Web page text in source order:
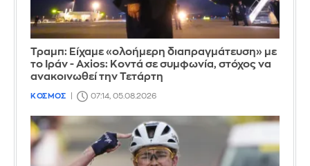
Τραμπ: Είχαμε «ολοήμερη διαπραγμάτευση» με
το Ιράν - Axios: Κοντά σε συμφωνία, στόχος να
ανακοινωθεί την Τετάρτη
ΚΟΣΜΟΣ 07:14, 05.08.2026